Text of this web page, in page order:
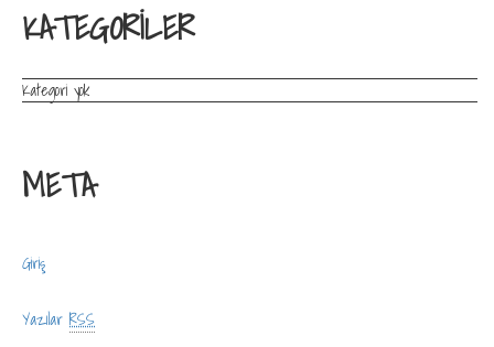
KATEGORILER
Kategori yok
META
Giriş
Yazılar RSS